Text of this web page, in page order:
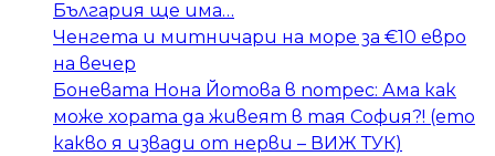
България ще има…
Ченгета и митничари на море за €10 евро
на вечер
Боневата Нона Йотова в потрес: Ама как
може хората да живеят в тая София?! (ето
какво я извади от нерви – ВИЖ ТУК)